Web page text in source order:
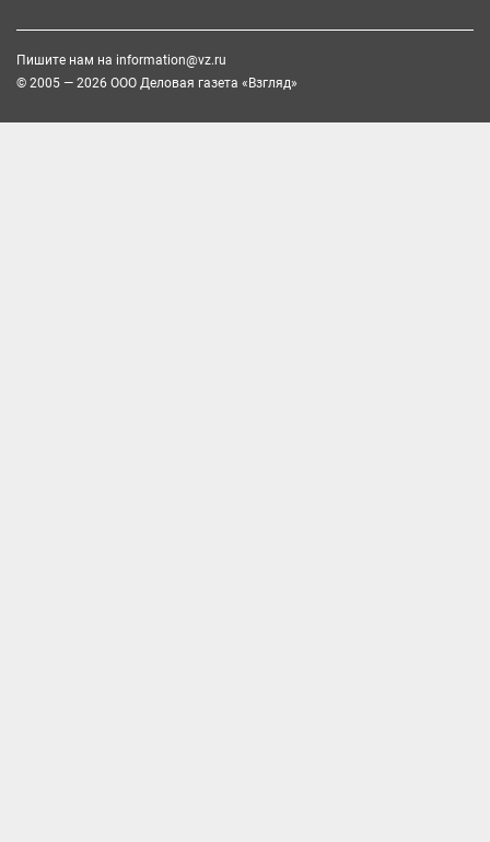
Пишите нам на information@vz.ru
© 2005 — 2026 ООО Деловая газета «Взгляд»